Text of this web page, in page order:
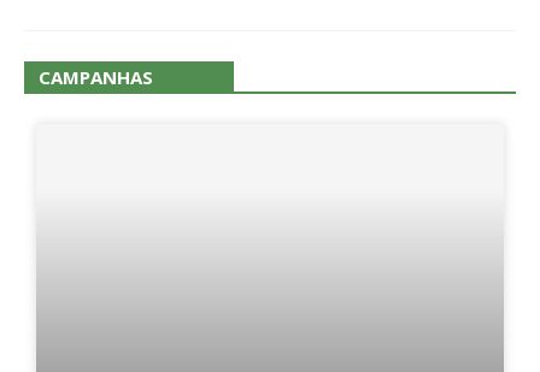
CAMPANHAS